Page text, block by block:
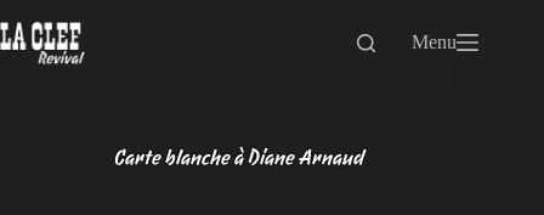
au
contenu
Menu
Carte blanche à Diane Arnaud